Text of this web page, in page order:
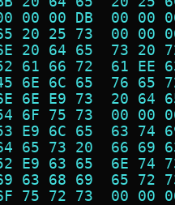
00 00 DB  00
20 25 73  00
20 64 65  73
61 66 72  61
6E 6C 65  76
6E E9 73  20
6F 75 73  00
E9 6C 65  63
65 73 20  66
E9 63 65  6E
63 68 69  65
72 73 20